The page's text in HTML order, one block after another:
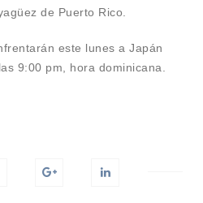
de Puerto Rico.
este lunes a Japán
9:00 pm, hora dominicana.